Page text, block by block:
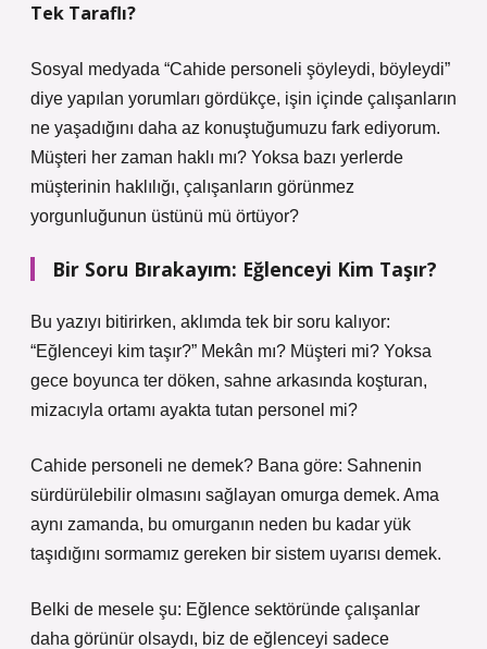
Tek Taraflı?
Sosyal medyada “Cahide personeli şöyleydi, böyleydi”
diye yapılan yorumları gördükçe, işin içinde çalışanların
ne yaşadığını daha az konuştuğumuzu fark ediyorum.
Müşteri her zaman haklı mı? Yoksa bazı yerlerde
müşterinin haklılığı, çalışanların görünmez
yorgunluğunun üstünü mü örtüyor?
Bir Soru Bırakayım: Eğlenceyi Kim Taşır?
Bu yazıyı bitirirken, aklımda tek bir soru kalıyor:
“Eğlenceyi kim taşır?” Mekân mı? Müşteri mi? Yoksa
gece boyunca ter döken, sahne arkasında koşturan,
mizacıyla ortamı ayakta tutan personel mi?
Cahide personeli ne demek? Bana göre: Sahnenin
sürdürülebilir olmasını sağlayan omurga demek. Ama
aynı zamanda, bu omurganın neden bu kadar yük
taşıdığını sormamız gereken bir sistem uyarısı demek.
Belki de mesele şu: Eğlence sektöründe çalışanlar
daha görünür olsaydı, biz de eğlenceyi sadece